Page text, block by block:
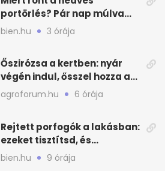
portörlés? Pár nap múlva
újra szürke lesz a bútor
bien.hu 3 órája
Őszirózsa a kertben: nyár
végén indul, ősszel hozza a
színét
agroforum.hu 6 órája
Rejtett porfogók a lakásban:
ezeket tisztítsd, és
ritkábban porolhatsz
bien.hu 9 órája